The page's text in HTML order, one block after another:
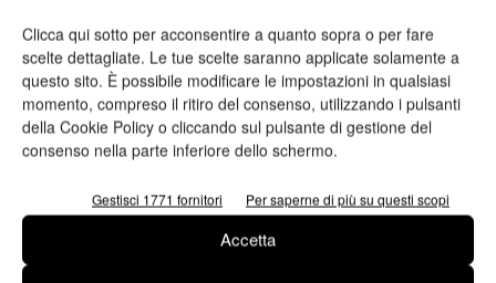
Clicca qui sotto per acconsentire a quanto sopra o per fare
scelte dettagliate. Le tue scelte saranno applicate solamente a
questo sito. È possibile modificare le impostazioni in qualsiasi
momento, compreso il ritiro del consenso, utilizzando i pulsanti
della Cookie Policy o cliccando sul pulsante di gestione del
consenso nella parte inferiore dello schermo.
Gestisci 1771 fornitori Per saperne di più su questi scopi
Accetta